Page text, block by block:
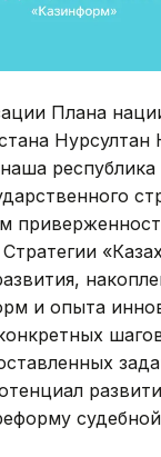
Плана
Нурсултан
и опыта